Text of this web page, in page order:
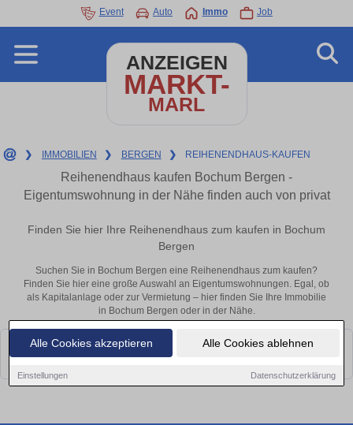
Alle Cookies akzeptieren Alle Cookies ablehnen
Einstellungen Datenschutzerklärung
Event Auto Immo Job
ANZEIGEN
MARKT-
MARL
❯ IMMOBILIEN ❯ BERGEN ❯ REIHENENDHAUS-KAUFEN
Reihenendhaus kaufen Bochum Bergen -
Eigentumswohnung in der Nähe finden auch von privat
Finden Sie hier Ihre Reihenendhaus zum kaufen in Bochum
Bergen
Suchen Sie in Bochum Bergen eine Reihenendhaus zum kaufen?
Finden Sie hier eine große Auswahl an Eigentumswohnungen. Egal, ob
als Kapitalanlage oder zur Vermietung – hier finden Sie Ihre Immobilie
in Bochum Bergen oder in der Nähe.
Leider konnten wir derzeit keine passenden Objekte finden. Schauen Sie
bald wieder vorbei!